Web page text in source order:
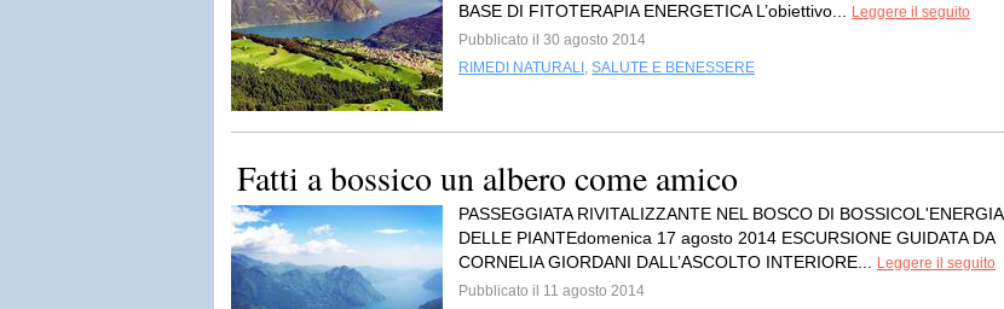
BASE DI FITOTERAPIA ENERGETICA L’obiettivo...
Leggere il seguito
Pubblicato il 30 agosto 2014
RIMEDI NATURALI , SALUTE E BENESSERE
Fatti a bossico un albero come amico
PASSEGGIATA RIVITALIZZANTE NEL BOSCO DI BOSSICOL'ENERGIA
DELLE PIANTEdomenica 17 agosto 2014 ESCURSIONE GUIDATA DA
CORNELIA GIORDANI DALL’ASCOLTO INTERIORE...
Leggere il seguito
Pubblicato il 11 agosto 2014